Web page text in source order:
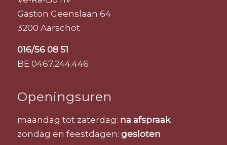
Gaston Geenslaan 64
3200 Aarschot
016/56 08 51
BE 0467.244.446
Openingsuren
maandag tot zaterdag: na afspraak
zondag en feestdagen: gesloten